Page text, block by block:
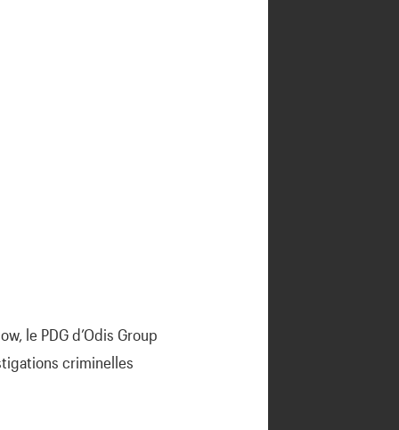
le PDG d’Odis Group
criminelles